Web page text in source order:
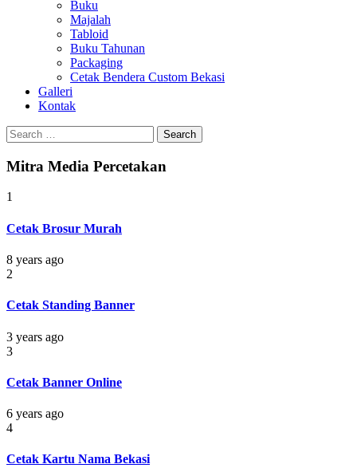
Buku
Majalah
Tabloid
Buku Tahunan
Packaging
Cetak Bendera Custom Bekasi
Galleri
Kontak
Search
for:
Mitra Media Percetakan
1
Cetak Brosur Murah
8 years ago
2
Cetak Standing Banner
3 years ago
3
Cetak Banner Online
6 years ago
4
Cetak Kartu Nama Bekasi